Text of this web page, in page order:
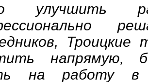
улучшить
напрямую,
на работу